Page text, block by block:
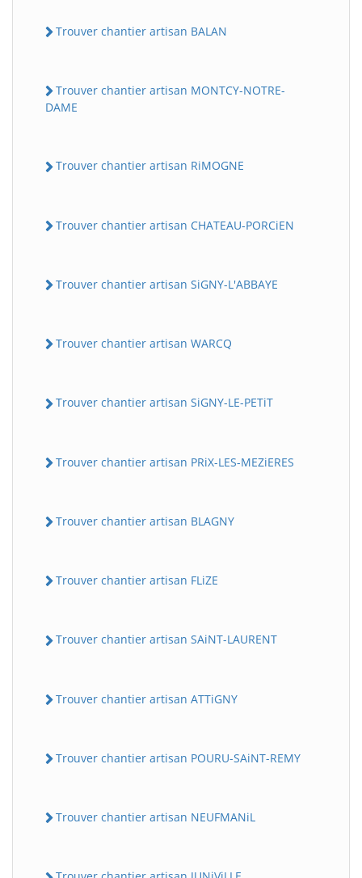
Trouver chantier artisan BALAN
Trouver chantier artisan MONTCY-NOTRE-
DAME
Trouver chantier artisan RiMOGNE
Trouver chantier artisan CHATEAU-PORCiEN
Trouver chantier artisan SiGNY-L'ABBAYE
Trouver chantier artisan WARCQ
Trouver chantier artisan SiGNY-LE-PETiT
Trouver chantier artisan PRiX-LES-MEZiERES
Trouver chantier artisan BLAGNY
Trouver chantier artisan FLiZE
Trouver chantier artisan SAiNT-LAURENT
Trouver chantier artisan ATTiGNY
Trouver chantier artisan POURU-SAiNT-REMY
Trouver chantier artisan NEUFMANiL